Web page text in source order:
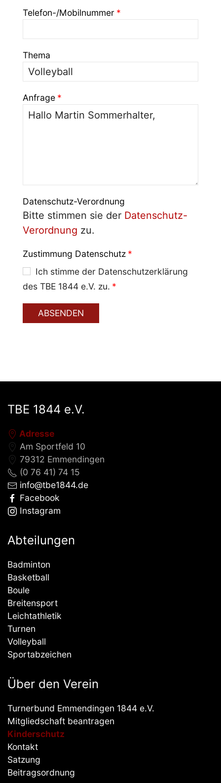
TBE 1844 e.V.
Adresse
Am Sportfeld 10
79312 Emmendingen
(0 76 41) 74 15
info@tbe1844.de
Facebook
Instagram
Abteilungen
Badminton
Basketball
Boule
Breitensport
Leichtathletik
Turnen
Volleyball
Sportabzeichen
Über den Verein
Turnerbund Emmendingen 1844 e.V.
Mitgliedschaft beantragen
Kinderschutz
Kontakt
Satzung
Beitragsordnung